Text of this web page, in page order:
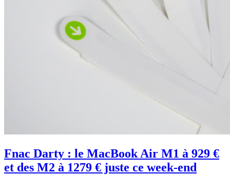
Fnac Darty : le MacBook Air M1 à 929 €
et des M2 à 1279 € juste ce week-end